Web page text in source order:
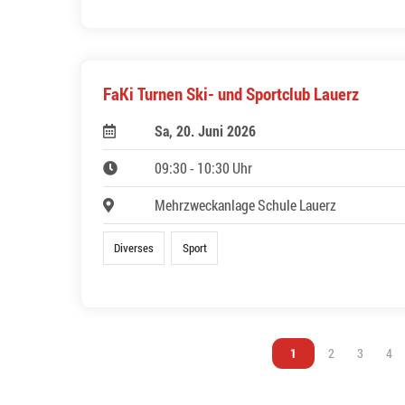
FaKi Turnen Ski- und Sportclub Lauerz
Sa, 20. Juni 2026
09:30 - 10:30 Uhr
Mehrzweckanlage Schule Lauerz
Diverses Sport
Vous êtes sur la page
1 Vous êtes sur la
2 Vous êtes
3 4